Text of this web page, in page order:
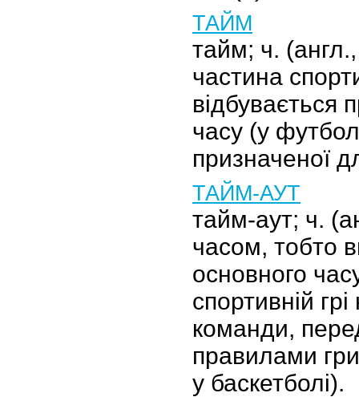
ТАЙМ
тайм; ч.
частина
відбувається
часу (у
призначеної
ТАЙМ-АУТ
тайм-аут; ч.
часом, тобто
основного
спортивній
команди,
правилами
у баскетболі).